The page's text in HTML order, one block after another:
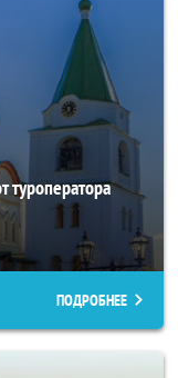
туроператора
ПОДРОБНЕЕ